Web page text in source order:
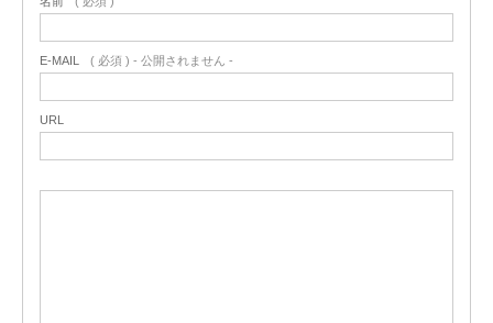
E-MAIL ( 必須 ) - 公開されません -
URL